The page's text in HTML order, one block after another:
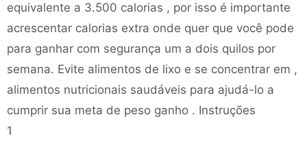
equivalente a 3.500 calorias , por isso é importante
acrescentar calorias extra onde quer que você pode
para ganhar com segurança um a dois quilos por
semana. Evite alimentos de lixo e se concentrar em ,
alimentos nutricionais saudáveis ​​para ajudá-lo a
cumprir sua meta de peso ganho . Instruções
1